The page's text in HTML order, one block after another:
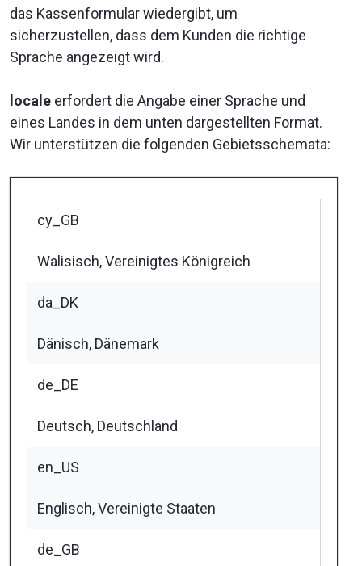
das Kassenformular wiedergibt, um
sicherzustellen, dass dem Kunden die richtige
Sprache angezeigt wird.
locale erfordert die Angabe einer Sprache und
eines Landes in dem unten dargestellten Format.
Wir unterstützen die folgenden Gebietsschemata:
cy_GB
Walisisch, Vereinigtes Königreich
da_DK
Dänisch, Dänemark
de_DE
Deutsch, Deutschland
en_US
Englisch, Vereinigte Staaten
de_GB